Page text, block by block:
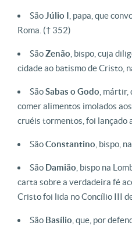
São Júlio I , papa, que
Roma. († 352)
SãoZenão , bispo, cuja
cidade ao batismo de Cristo,
SãoSabas o Godo ,
comer alimentos imolados
cruéis tormentos, foi lançado
SãoConstantino , bispo,
São Damião , bispo na
carta sobre a verdadeira fé
Cristo foi lida no Concílio III
São Basílio , que, por